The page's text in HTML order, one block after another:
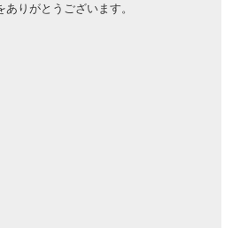
りがとうございます。